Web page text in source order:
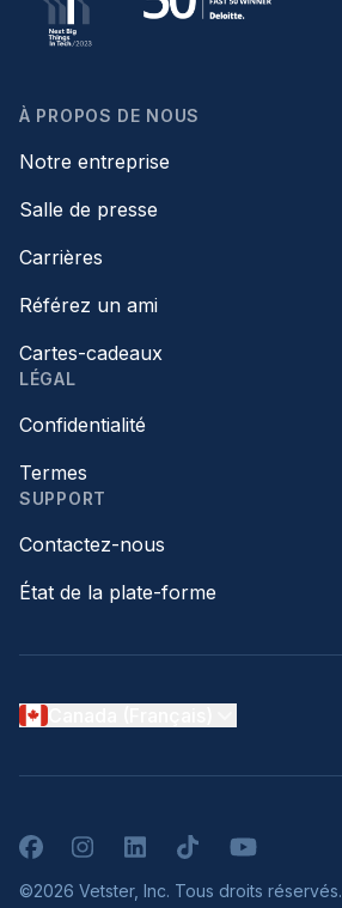
À PROPOS DE NOUS
Notre entreprise
Salle de presse
Carrières
Référez un ami
Cartes-cadeaux
LÉGAL
Confidentialité
Termes
SUPPORT
Contactez-nous
État de la plate-forme
FacebookInstagramLinkedInTikTokYouTube
©2026 Vetster, Inc. Tous droits réservés.